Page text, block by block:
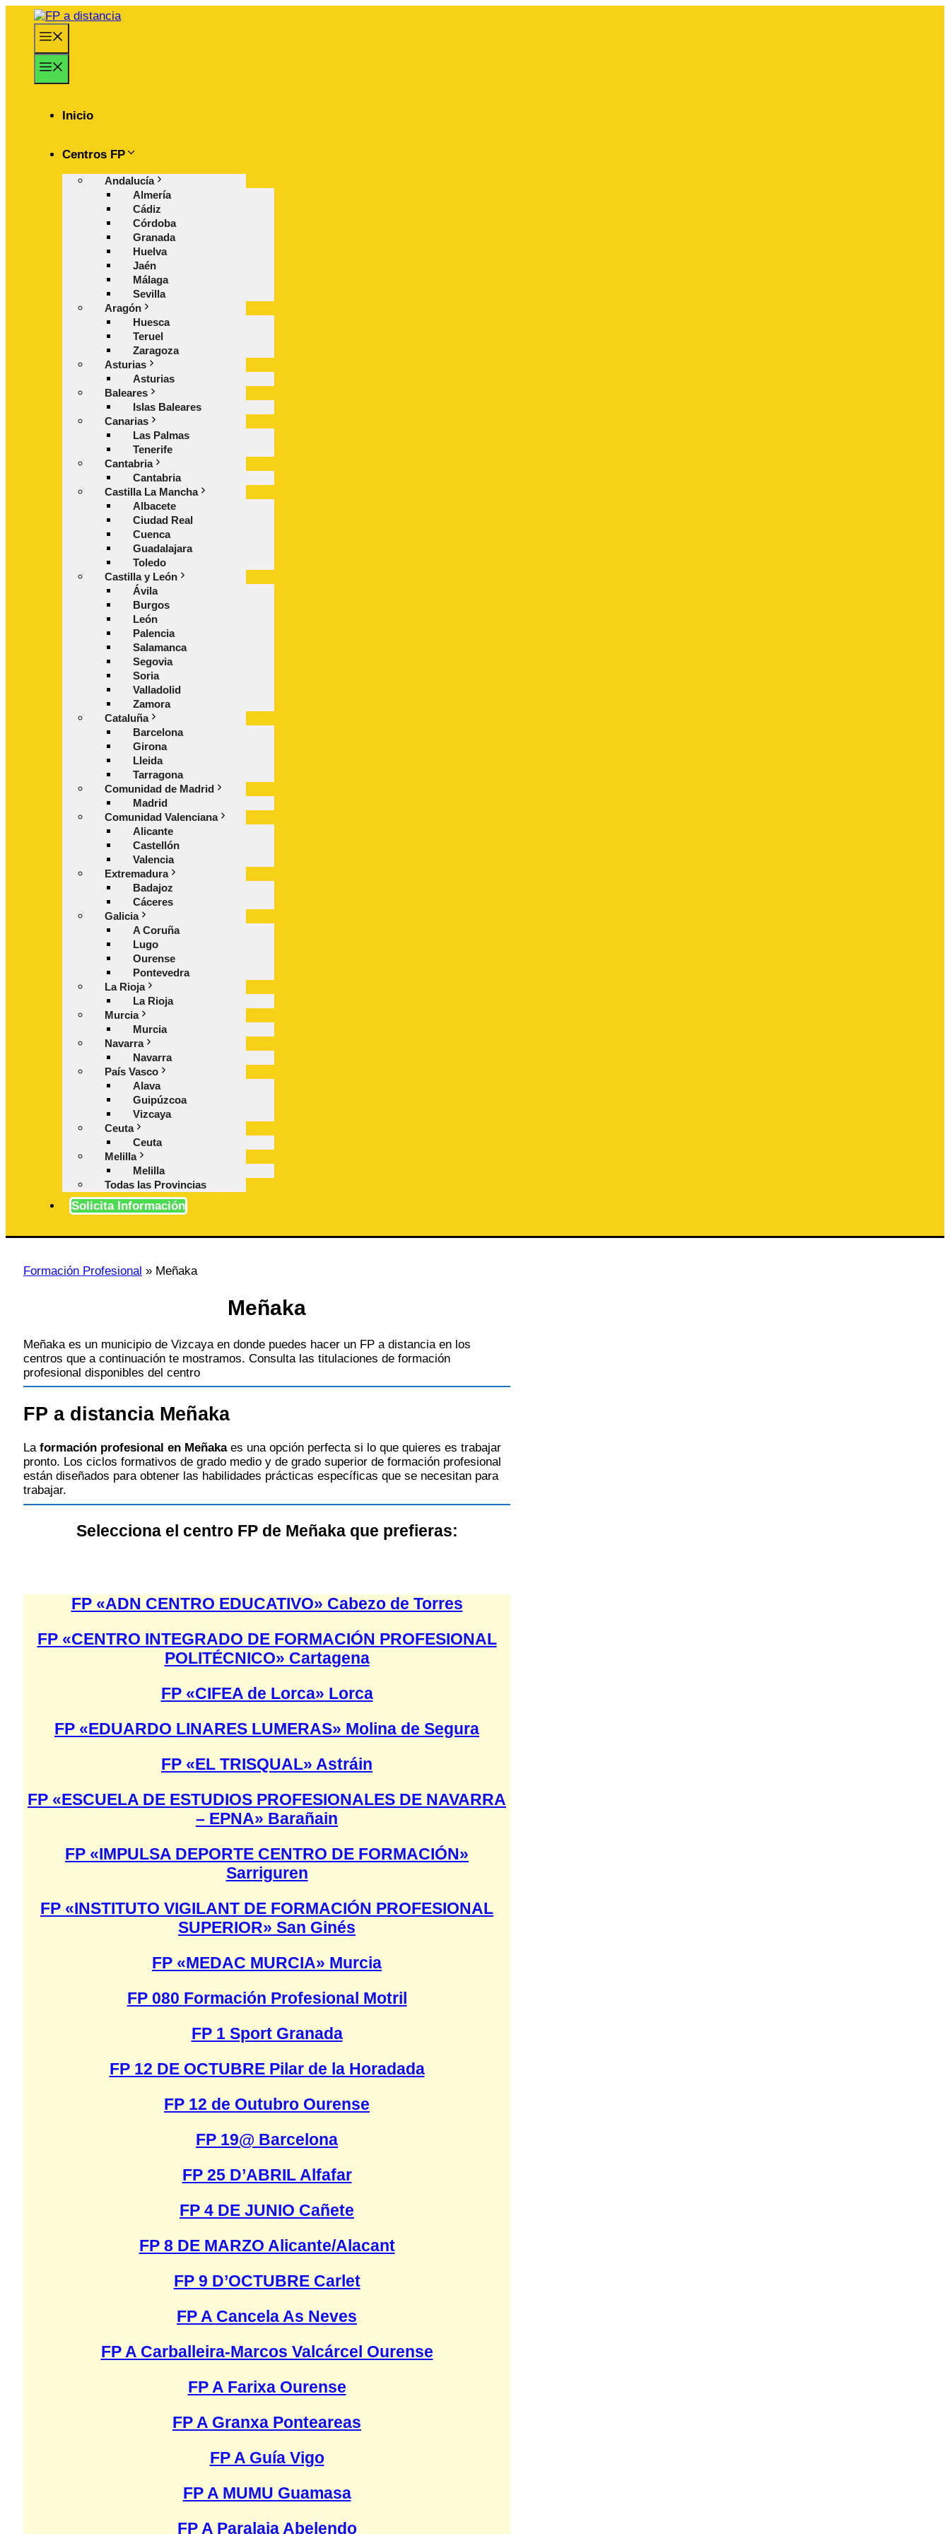
Saltar
contenido
Inicio
Centros FP
Andalucía
Almería
Cádiz
Córdoba
Granada
Huelva
Jaén
Málaga
Sevilla
Aragón
Huesca
Teruel
Zaragoza
Asturias
Asturias
Baleares
Islas Baleares
Canarias
Las Palmas
Tenerife
Cantabria
Cantabria
Castilla La Mancha
Albacete
Ciudad Real
Cuenca
Guadalajara
Toledo
Castilla y León
Ávila
Burgos
León
Palencia
Salamanca
Segovia
Soria
Valladolid
Zamora
Cataluña
Barcelona
Girona
Lleida
Tarragona
Comunidad de Madrid
Madrid
Comunidad Valenciana
Alicante
Castellón
Valencia
Extremadura
Badajoz
Cáceres
Galicia
A Coruña
Lugo
Ourense
Pontevedra
La Rioja
La Rioja
Murcia
Murcia
Navarra
Navarra
País Vasco
Alava
Guipúzcoa
Vizcaya
Ceuta
Ceuta
Melilla
Melilla
Todas las Provincias
Solicita Información
Formación Profesional » Meñaka
Meñaka
Meñaka es un municipio de Vizcaya en donde puedes hacer un FP a distancia en los
centros que a continuación te mostramos. Consulta las titulaciones de formación
profesional disponibles del centro
FP a distancia Meñaka
La formación profesional en Meñakaes una opción perfecta si lo que quieres es trabajar
pronto. Los ciclos formativos de grado medio y de grado superior de formación profesional
están diseñados para obtener las habilidades prácticas específicas que se necesitan para
trabajar.
Selecciona el centro FP de Meñaka que prefieras:
FP «ADN CENTRO EDUCATIVO» Cabezo de Torres
FP «CENTRO INTEGRADO DE FORMACIÓN PROFESIONAL
POLITÉCNICO» Cartagena
FP «CIFEA de Lorca» Lorca
FP «EDUARDO LINARES LUMERAS» Molina de Segura
FP «EL TRISQUAL» Astráin
FP «ESCUELA DE ESTUDIOS PROFESIONALES DE NAVARRA
– EPNA» Barañain
FP «IMPULSA DEPORTE CENTRO DE FORMACIÓN»
Sarriguren
FP «INSTITUTO VIGILANT DE FORMACIÓN PROFESIONAL
SUPERIOR» San Ginés
FP «MEDAC MURCIA» Murcia
FP 080 Formación Profesional Motril
FP 1 Sport Granada
FP 12 DE OCTUBRE Pilar de la Horadada
FP 12 de Outubro Ourense
FP 19@ Barcelona
FP 25 D’ABRIL Alfafar
FP 4 DE JUNIO Cañete
FP 8 DE MARZO Alicante/Alacant
FP 9 D’OCTUBRE Carlet
FP A Cancela As Neves
FP A Carballeira-Marcos Valcárcel Ourense
FP A Farixa Ourense
FP A Granxa Ponteareas
FP A Guía Vigo
FP A MUMU Guamasa
FP A Paralaia Abelendo